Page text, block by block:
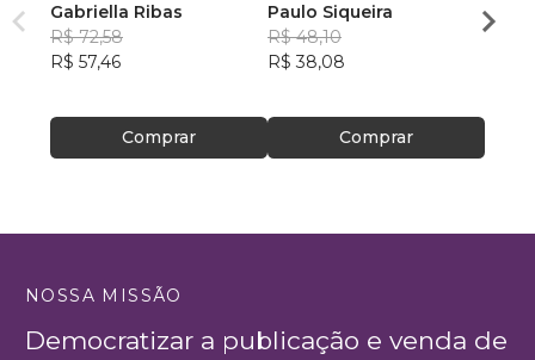
Gabriella Ribas
R$ 72,58
R$ 57,46
Comprar
Paulo Siqueira
R$ 48,10
R$ 38,08
Comprar
R$
NOSSA MISSÃO
Democratizar a publicação e venda de